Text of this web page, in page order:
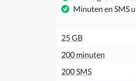
Minuten en SMS
25 GB
200 minuten
200 SMS